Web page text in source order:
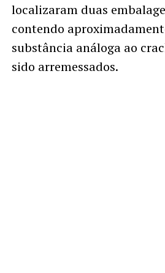
localizaram duas
contendo
substância análoga ao
sido arremessados.